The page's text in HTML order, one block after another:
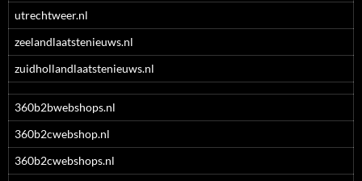
utrechtweer.nl
zeelandlaatstenieuws.nl
zuidhollandlaatstenieuws.nl
360b2bwebshops.nl
360b2cwebshop.nl
360b2cwebshops.nl